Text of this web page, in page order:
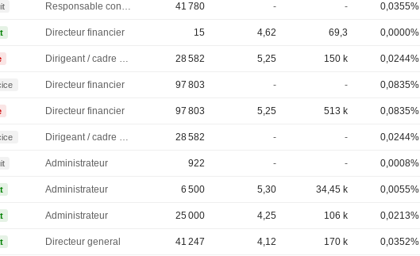
Responsable conformite 41 780 - - 0,0355%
Directeur financier 15 4,62 69,3 0,0000%
Dirigeant / cadre principal 28 582 5,25 150 k 0,0244%
Directeur financier 97 803 - - 0,0835%
Directeur financier 97 803 5,25 513 k 0,0835%
Dirigeant / cadre principal 28 582 - - 0,0244%
Administrateur 922 - - 0,0008%
Administrateur 6 500 5,30 34,45 k 0,0055%
Administrateur 25 000 4,25 106 k 0,0213%
Directeur general 41 247 4,12 170 k 0,0352%